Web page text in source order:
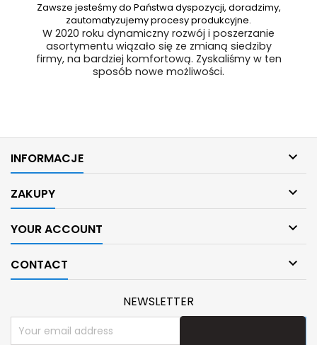
Zawsze jesteśmy do Państwa dyspozycji, doradzimy,
zautomatyzujemy procesy produkcyjne.
W 2020 roku dynamiczny rozwój i poszerzanie
asortymentu wiązało się ze zmianą siedziby
firmy, na bardziej komfortową. Zyskaliśmy w ten
sposób nowe możliwości.
INFORMACJE 
ZAKUPY 
YOUR ACCOUNT 
CONTACT 
NEWSLETTER